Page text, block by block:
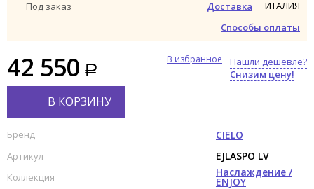
Под заказ
Доставка
Способы оплаты
ИТАЛИЯ
42 550
Нашли дешевле?
Снизим цену!
В избранное
В КОРЗИНУ
Бренд CIELO
Артикул EJLASPO LV
Коллекция Наслаждение /
ENJOY